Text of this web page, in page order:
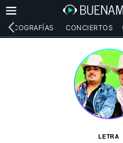
DISCOGRAFÍAS CONCIERTOS
LETRA